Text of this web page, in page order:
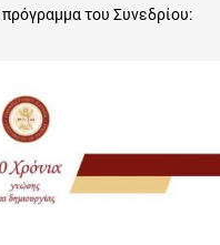
του Συνεδρίου: